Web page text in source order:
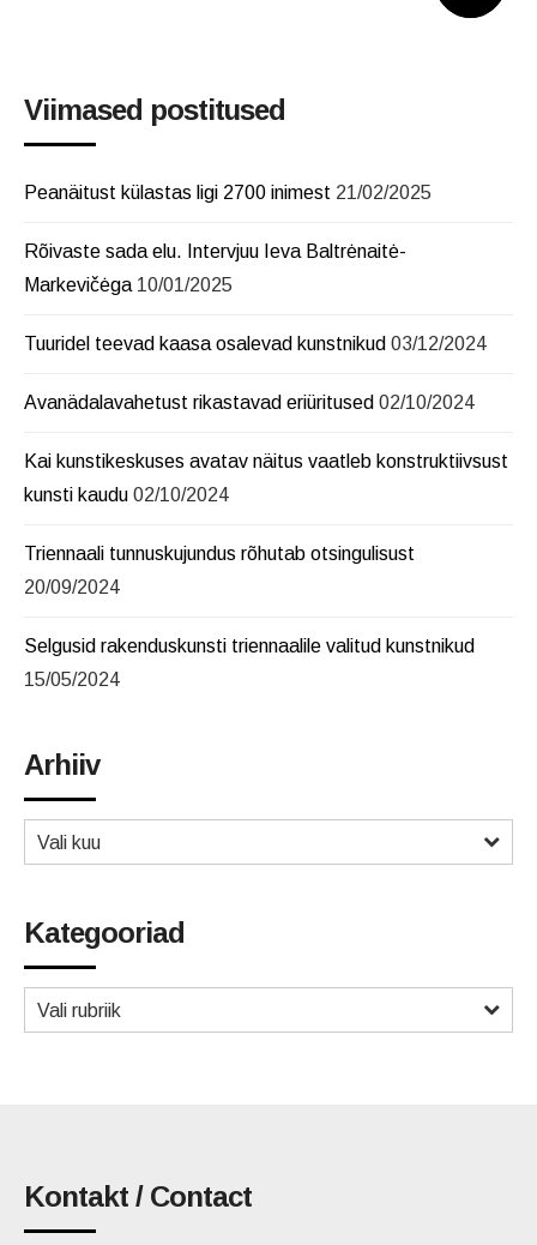
Viimased postitused
Peanäitust külastas ligi 2700 inimest 21/02/2025
Rõivaste sada elu. Intervjuu Ieva Baltrėnaitė-
Markevičėga 10/01/2025
Tuuridel teevad kaasa osalevad kunstnikud 03/12/2024
Avanädalavahetust rikastavad eriüritused 02/10/2024
Kai kunstikeskuses avatav näitus vaatleb konstruktiivsust
kunsti kaudu 02/10/2024
Triennaali tunnuskujundus rõhutab otsingulisust
20/09/2024
Selgusid rakenduskunsti triennaalile valitud kunstnikud
15/05/2024
Arhiiv
Vali kuu
Kategooriad
Vali rubriik
Kontakt / Contact